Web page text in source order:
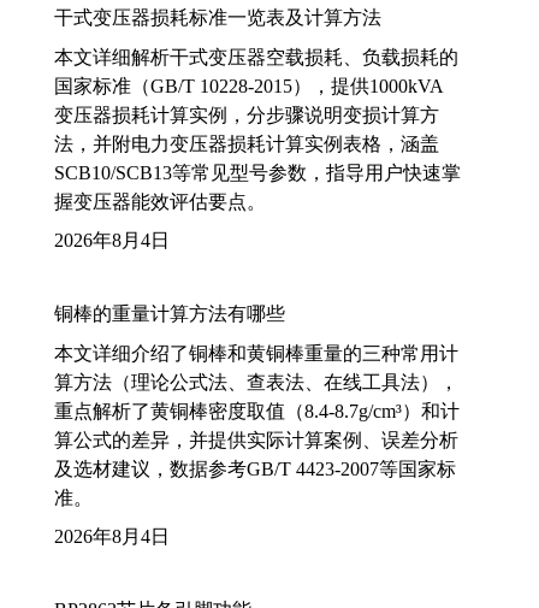
干式变压器损耗标准一览表及计算方法
本文详细解析干式变压器空载损耗、负载损耗的
国家标准（GB/T 10228-2015），提供1000kVA
变压器损耗计算实例，分步骤说明变损计算方
法，并附电力变压器损耗计算实例表格，涵盖
SCB10/SCB13等常见型号参数，指导用户快速掌
握变压器能效评估要点。
2026年8月4日
铜棒的重量计算方法有哪些
本文详细介绍了铜棒和黄铜棒重量的三种常用计
算方法（理论公式法、查表法、在线工具法），
重点解析了黄铜棒密度取值（8.4-8.7g/cm³）和计
算公式的差异，并提供实际计算案例、误差分析
及选材建议，数据参考GB/T 4423-2007等国家标
准。
2026年8月4日